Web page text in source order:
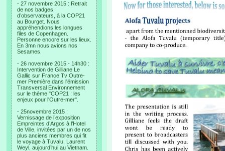
- 27 novembre 2015 : Retrait
de nos badges
d’observateurs, à la COP21
au Bourget. Nous
appréhendions les longues
files de Copenhagen.
Personne encore sur les lieux.
En 3mn nous avions nos
Sesames.
- 26 novembre 2015 - 14h30 :
Intervention de Gilliane Le
Gallic sur France Tv Outre-
mer Première dans l'émission
Transversal Environnement
sur le thème "COP21 : les
enjeux pour l'Outre-mer".
- 25novembre 2015 :
Vernissage de l’exposition
Empreintes d’Argos à l’Hotel
de Ville, invitées par un de nos
plus anciens membres qui fit
le voyage à Tuvalu, Laurent
Weyl, aujourd’hui au Vietnam.